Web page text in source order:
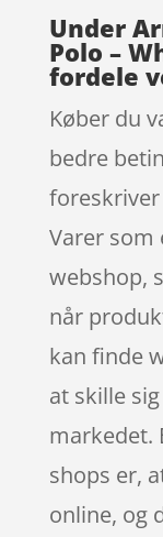
Under
Polo –
fordele
Køber du
bedre
Varer som
webshop,
når
kan finde
at skille
markedet.
shops er,
online, og